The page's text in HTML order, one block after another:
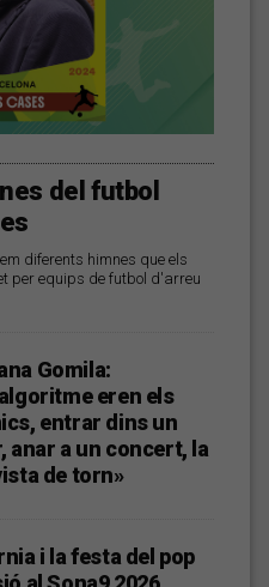
del futbol
diferents himnes que els
per equips de futbol d'arreu
Gomila:
eren els
entrar dins un
anar a un concert, la
de torn»
i la festa del pop